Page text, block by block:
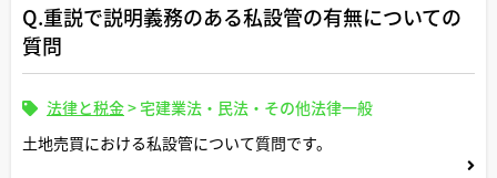
このような経験は初めてなので、パスワードが誰かの手に
渡り悪用されないか不安です。悪用された場合、最悪どの
ような事態が想定されますか？これから取るべき行動につ
Q.重説で説明義務のある私設管の有無についての
質問
法律と税金>宅建業法・民法・その他法律一般
土地売買における私設管について質問です。